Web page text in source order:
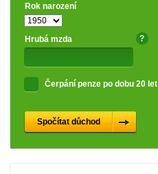
Rok narození
Hrubá mzda ?
Čerpání penze po dobu 20 let